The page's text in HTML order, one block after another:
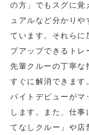
の方」でもスグに覚
ュアルなど分かり
ています。それらに
プアップできるトレ
先輩クルーの丁寧な
すぐに解消できます
バイトデビューがマ
します。また、仕
てなしクルー」や店